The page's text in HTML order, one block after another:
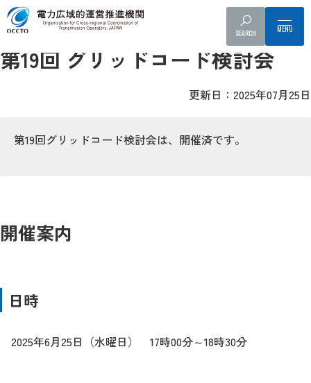
SEARCH
グリッドコード検討会 配布資料
第19回 グリッドコード検討会
更新日：2025年07月25日
第19回グリッドコード検討会は、開催済です。
開催案内
日時
2025年6月25日（水曜日） 17時00分～18時30分